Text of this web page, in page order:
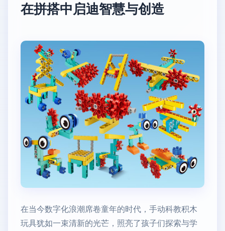
在拼搭中启迪智慧与创造
在当今数字化浪潮席卷童年的时代，手动科教积木
玩具犹如一束清新的光芒，照亮了孩子们探索与学